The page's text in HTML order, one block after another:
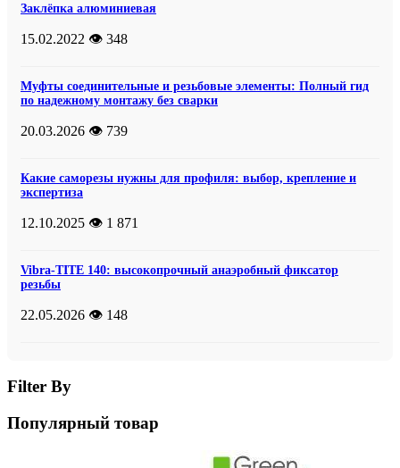
Заклёпка алюминиевая
15.02.2022 👁️ 348
Муфты соединительные и резьбовые элементы: Полный гид
по надежному монтажу без сварки
20.03.2026 👁️ 739
Какие саморезы нужны для профиля: выбор, крепление и
экспертиза
12.10.2025 👁️ 1 871
Vibra-TITE 140: высокопрочный анаэробный фиксатор
резьбы
22.05.2026 👁️ 148
Filter By
Популярный товар